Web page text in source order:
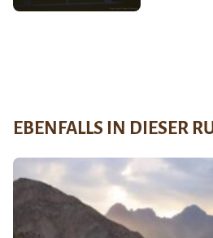
EBENFALLS IN DIESER